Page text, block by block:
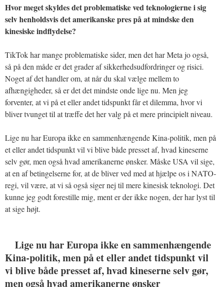
Hvor meget skyldes det problematiske ved teknologierne i sig
selv henholdsvis det amerikanske pres på at mindske den
kinesiske indflydelse?
TikTok har mange problematiske sider, men det har Meta jo også,
så på den måde er det grader af sikkerhedsudfordringer og risici.
Noget af det handler om, at når du skal vælge mellem to
afhængigheder, så er det det mindste onde lige nu. Men jeg
forventer, at vi på et eller andet tidspunkt får et dilemma, hvor vi
bliver tvunget til at træffe det her valg på et mere principielt niveau.
Lige nu har Europa ikke en sammenhængende Kina-politik, men på
et eller andet tidspunkt vil vi blive både presset af, hvad kineserne
selv gør, men også hvad amerikanerne ønsker. Måske USA vil sige,
at en af betingelserne for, at de bliver ved med at hjælpe os i NATO-
regi, vil være, at vi så også siger nej til mere kinesisk teknologi. Det
kunne jeg godt forestille mig, ment er der ikke nogen, der har lyst til
at sige højt.
Lige nu har Europa ikke en sammenhængende
Kina-politik, men på et eller andet tidspunkt vil
vi blive både presset af, hvad kineserne selv gør,
men også hvad amerikanerne ønsker